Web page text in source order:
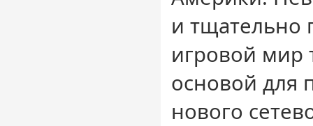
и тщательно
игровой мир
основой для
нового